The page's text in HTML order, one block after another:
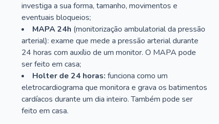
investiga a sua forma, tamanho, movimentos e
eventuais bloqueios;
MAPA 24h (monitorização ambulatorial da pressão
arterial): exame que mede a pressão arterial durante
24 horas com auxílio de um monitor. O MAPA pode
ser feito em casa;
Holter de 24 horas: funciona como um
eletrocardiograma que monitora e grava os batimentos
cardíacos durante um dia inteiro. Também pode ser
feito em casa.